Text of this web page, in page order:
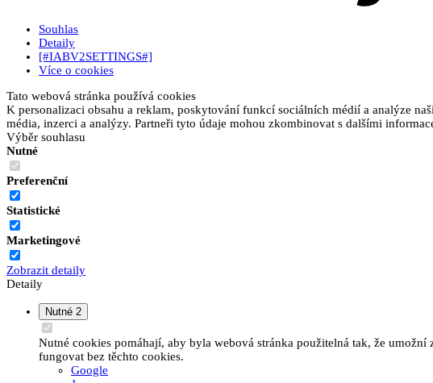
Souhlas
Detaily
[#IABV2SETTINGS#]
Více o cookies
Tato webová stránka používá cookies
K personalizaci obsahu a reklam, poskytování funkcí sociálních médií a analýze
média, inzerci a analýzy. Partneři tyto údaje mohou zkombinovat s dalšími
Výběr souhlasu
Nutné
Preferenční
Statistické
Marketingové
Zobrazit detaily
Detaily
Nutné 2
Nutné cookies pomáhají, aby byla webová stránka použitelná tak, že
fungovat bez těchto cookies.
Google